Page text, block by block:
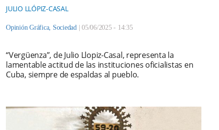
JULIO LLÓPIZ-CASAL
Opinión Gráfica, Sociedad | 05/06/2025 - 14:35
“Vergüenza”, de Julio Llopiz-Casal, representa la
lamentable actitud de las instituciones oficialistas en
Cuba, siempre de espaldas al pueblo.